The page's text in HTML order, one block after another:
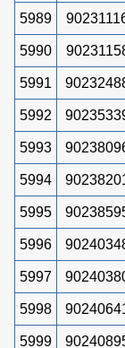
5989
5990
5991
5992
5993
5994
5995
5996
5997
5998
5999